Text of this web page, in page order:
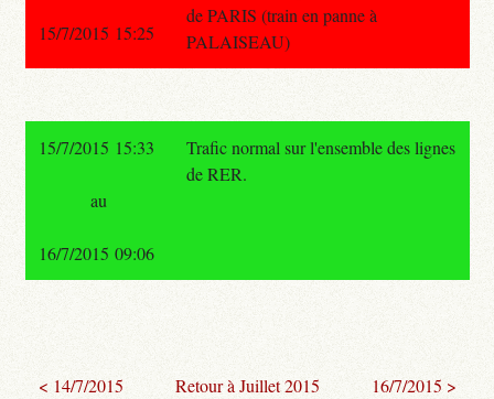
de PARIS (train en panne à
PALAISEAU)
15/7/2015 15:25
15/7/2015 15:33
Trafic normal sur l'ensemble des lignes
de RER.
au
16/7/2015 09:06
< 14/7/2015 Retour à Juillet 2015 16/7/2015 >